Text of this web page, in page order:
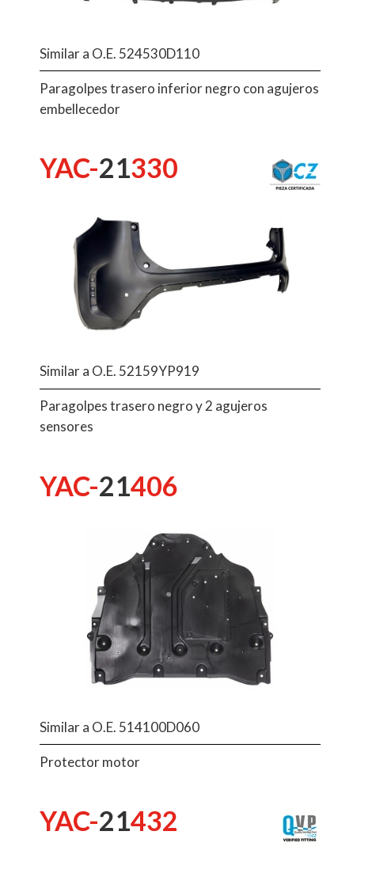
Similar a O.E. 524530D110
Paragolpes trasero inferior negro con agujeros
embellecedor
YAC-21330
Similar a O.E. 52159YP919
Paragolpes trasero negro y 2 agujeros
sensores
YAC-21406
Similar a O.E. 514100D060
Protector motor
YAC-21432